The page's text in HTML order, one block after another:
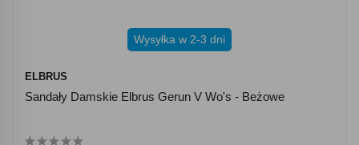
Wysyłka w 2-3 dni
ELBRUS
Sandały Damskie Elbrus Gerun V Wo's - Beżowe